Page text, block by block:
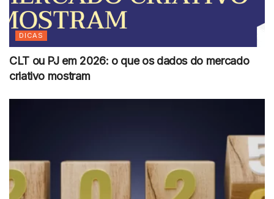
DICAS
CLT ou PJ em 2026: o que os dados do mercado
criativo mostram